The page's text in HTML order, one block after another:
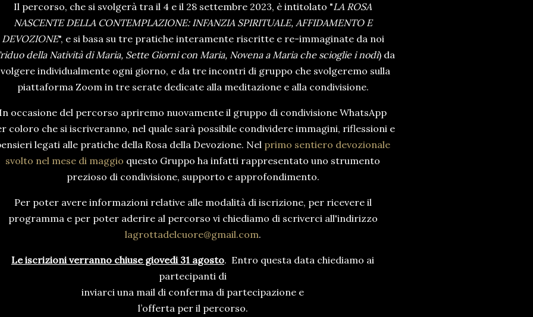
Il percorso, che si svolgerà tra il 4 e il 28 settembre 2023, è intitolato "LA ROSA
NASCENTE DELLA CONTEMPLAZIONE: INFANZIA SPIRITUALE, AFFIDAMENTO E
DEVOZIONE", e si basa su tre pratiche interamente riscritte e re-immaginate da noi
della Natività di Maria, Sette Giorni con Maria, Novena a Maria che scioglie i nodi) da
individualmente ogni giorno, e da tre incontri di gruppo che svolgeremo sulla
piattaforma Zoom in tre serate dedicate alla meditazione e alla condivisione.
occasione del percorso apriremo nuovamente il gruppo di condivisione WhatsApp
coloro che si iscriveranno, nel quale sarà possibile condividere immagini, riflessioni e
legati alle pratiche della Rosa della Devozione. Nel primo sentiero devozionale
svolto nel mese di maggio questo Gruppo ha infatti rappresentato uno strumento
prezioso di condivisione, supporto e approfondimento.
Per poter avere informazioni relative alle modalità di iscrizione, per ricevere il
programma e per poter aderire al percorso vi chiediamo di scriverci all'indirizzo
lagrottadelcuore@gmail.com.
Le iscrizioni verranno chiuse giovedi 31 agosto. Entro questa data chiediamo ai
partecipanti di
inviarci una mail di conferma di partecipazione e
l’offerta per il percorso.